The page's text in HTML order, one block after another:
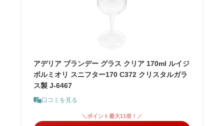
アデリア ブランデー グラス クリア 170ml ルイジ
ボルミオリ スニフター170 C372 クリスタルガラ
ス製 J-6467
口コミを見る
＼ポイント最大11倍！／